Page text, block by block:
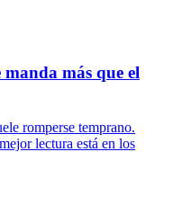
más que el
romperse temprano.
lectura está en los